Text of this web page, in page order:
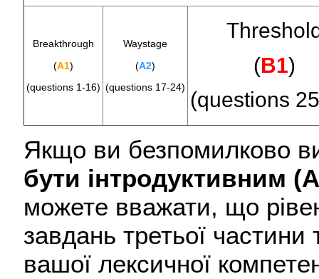
Breakthrough
(А1)
(questions 1-16)
Waystage
(A2)
(questions 17-24)
(В1)
(questions
Якщо ви безпомилково
бути інтродуктивним
можете вважати, що
завдань третьої
вашої лексичної